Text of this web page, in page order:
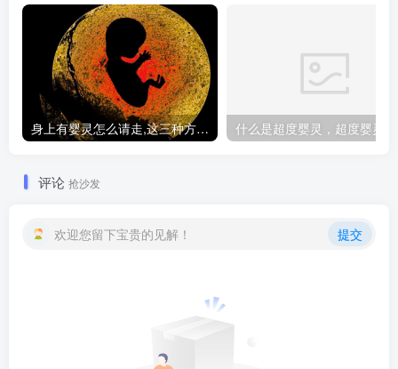
身上有婴灵怎么请走,这三种方法让你摆脱纠缠
评论 抢沙发
欢迎您留下宝贵的见解！ 提交